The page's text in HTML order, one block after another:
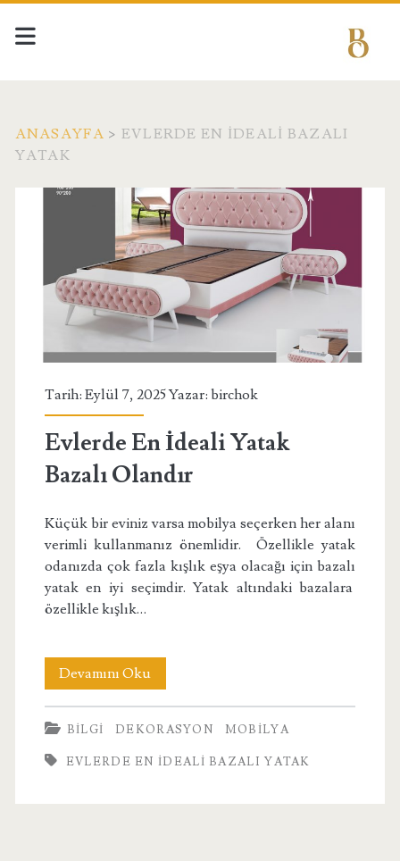
ANASAYFA > EVLERDE EN İDEALI BAZALI
YATAK
Etiket:
<span>Evlerde
En
İdeali
Bazalı
Yatak</span>
Tarih: Eylül 7, 2025 Yazar: birchok
Evlerde En İdeali Yatak
Bazalı Olandır
Küçük bir eviniz varsa mobilya seçerken her alanı
verimli kullanmanız önemlidir. Özellikle yatak
odanızda çok fazla kışlık eşya olacağı için bazalı
yatak en iyi seçimdir. Yatak altındaki bazalara
özellikle kışlık…
Devamını OkuEvlerde
En
İdeali
Yatak
BILGI DEKORASYON MOBILYA
EVLERDE EN İDEALI BAZALI YATAK